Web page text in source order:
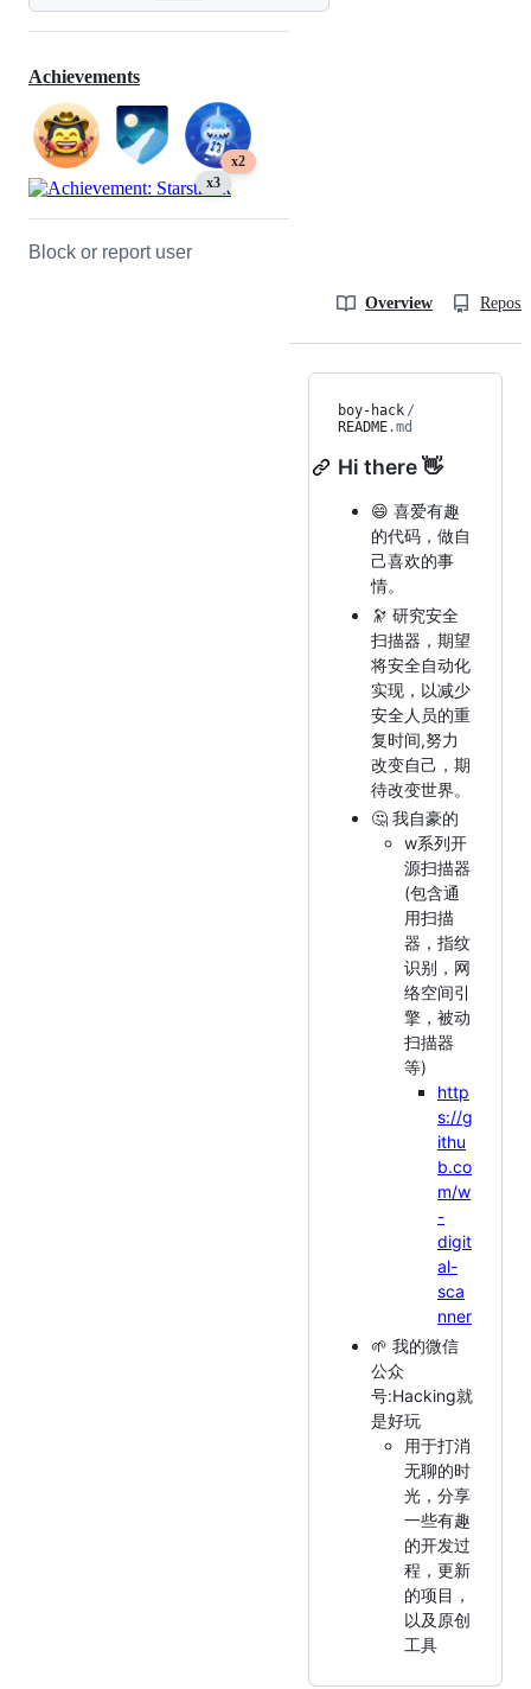
Achievements
x2
x3
Block or report user
Overview
boy-hack /
README.md
Hi there 👋
😄 喜爱有趣
的代码，做自
己喜欢的事
情。
🔭 研究安全
扫描器，期望
将安全自动化
实现，以减少
安全人员的重
复时间,努力
改变自己，期
待改变世界。
🤔 我自豪的
w系列开
源扫描器
(包含通
用扫描
器，指纹
识别，网
络空间引
擎，被动
扫描器
等)
http
s://g
ithu
b.co
m/w
-
digit
al-
sca
nner
🌱 我的微信
公众
号:Hacking就
是好玩
用于打消
无聊的时
光，分享
一些有趣
的开发过
程，更新
的项目，
以及原创
工具